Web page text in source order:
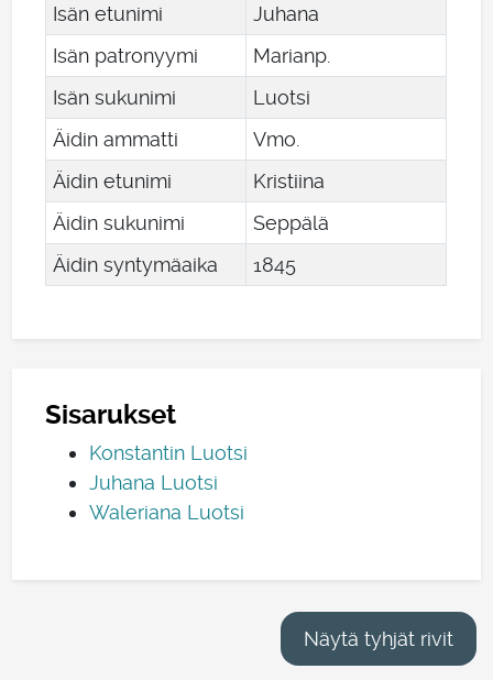
Isän etunimi
Juhana
Isän patronyymi
Marianp.
Isän sukunimi
Luotsi
Äidin ammatti
Vmo.
Äidin etunimi
Kristiina
Äidin sukunimi
Seppälä
Äidin syntymäaika
1845
Sisarukset
Konstantin Luotsi
Juhana Luotsi
Waleriana Luotsi
Näytä tyhjät rivit